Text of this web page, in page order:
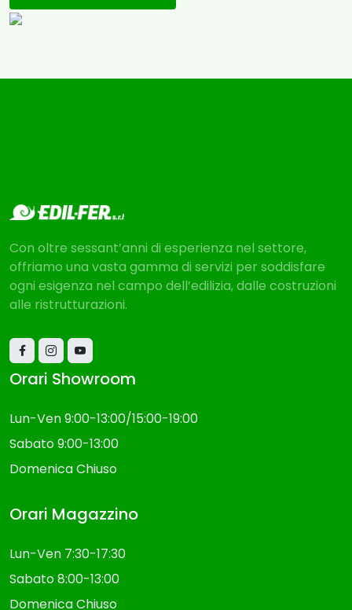
Con oltre sessant’anni di esperienza nel settore,
offriamo una vasta gamma di servizi per soddisfare
ogni esigenza nel campo dell’edilizia, dalle costruzioni
alle ristrutturazioni.
Orari Showroom
Lun-Ven 9:00-13:00/15:00-19:00
Sabato 9:00-13:00
Domenica Chiuso
Orari Magazzino
Lun-Ven 7:30-17:30
Sabato 8:00-13:00
Domenica Chiuso